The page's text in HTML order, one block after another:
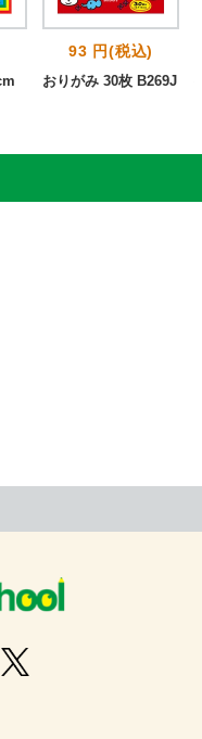
93 円(税込)
おりがみ 30枚 B269J